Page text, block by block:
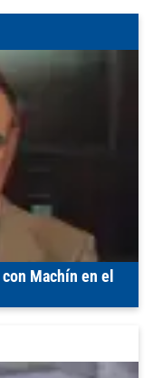
Machín en el